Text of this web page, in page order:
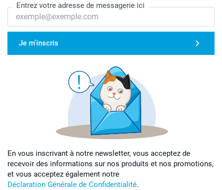
Entrez votre adresse de messagerie ici
Je m'inscris
En vous inscrivant à notre newsletter, vous acceptez de
recevoir des informations sur nos produits et nos promotions,
et vous acceptez également notre
Déclaration Générale de Confidentialité.